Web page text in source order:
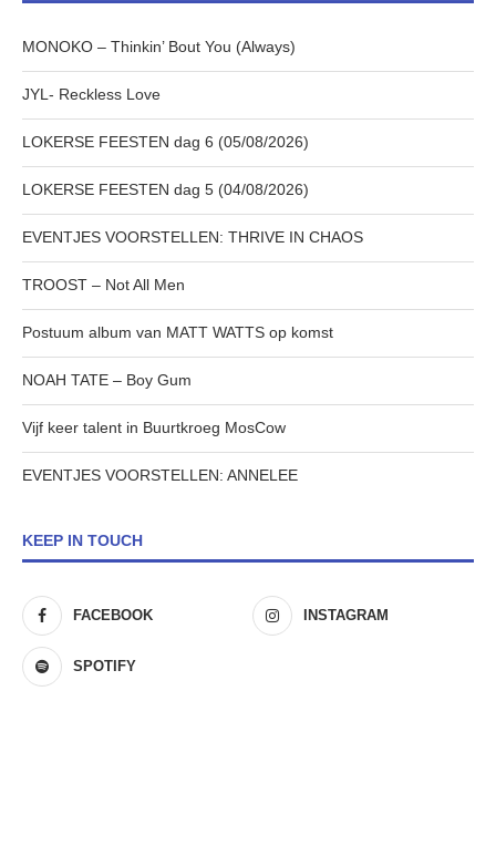
MONOKO – Thinkin’ Bout You (Always)
JYL- Reckless Love
LOKERSE FEESTEN dag 6 (05/08/2026)
LOKERSE FEESTEN dag 5 (04/08/2026)
EVENTJES VOORSTELLEN: THRIVE IN CHAOS
TROOST – Not All Men
Postuum album van MATT WATTS op komst
NOAH TATE – Boy Gum
Vijf keer talent in Buurtkroeg MosCow
EVENTJES VOORSTELLEN: ANNELEE
KEEP IN TOUCH
FACEBOOK INSTAGRAM
SPOTIFY